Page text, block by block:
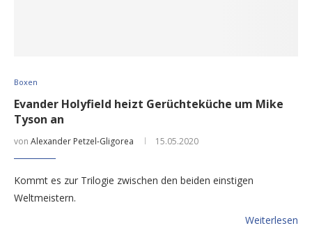
Boxen
Evander Holyfield heizt Gerüchteküche um Mike
Tyson an
von Alexander Petzel-Gligorea 15.05.2020
Kommt es zur Trilogie zwischen den beiden einstigen
Weltmeistern.
Weiterlesen